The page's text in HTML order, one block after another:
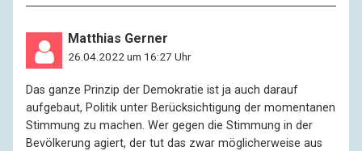
Matthias Gerner
26.04.2022 um 16:27 Uhr
Das ganze Prinzip der Demokratie ist ja auch darauf
aufgebaut, Politik unter Berücksichtigung der momentanen
Stimmung zu machen. Wer gegen die Stimmung in der
Bevölkerung agiert, der tut das zwar möglicherweise aus